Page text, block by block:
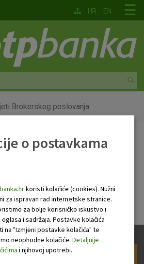
☰
HR EN
Brokerskog poslovanja
Brokerskog
Brokerskog poslovanja (u primjeni
o postavkama
koristi kolačiće (cookies). Nužni
za ispravan rad internetske stranice.
za bolje korisničko iskustvo i
i sadržaja. Postavke kolačića
na "Izmjeni postavke kolačića" te
neophodne kolačiće. Detaljnije
i njihovoj upotrebi.